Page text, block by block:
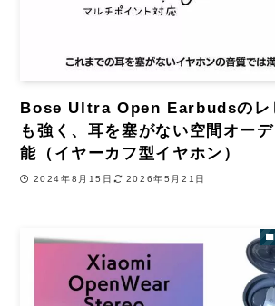
Bose Ultra Open Earbudsのレ
も強く、耳を塞がない空間オー
能（イヤーカフ型イヤホン）
2024年8月15日 2026年5月21日